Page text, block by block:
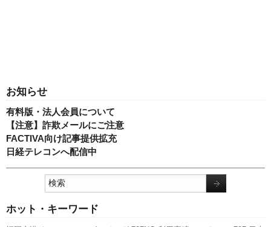
お知らせ
有料版・法人会員について
【注意】詐欺メールにご注意
FACTIVA向け記事提供拡充
日経テレコンへ配信中
ホット・キーワード